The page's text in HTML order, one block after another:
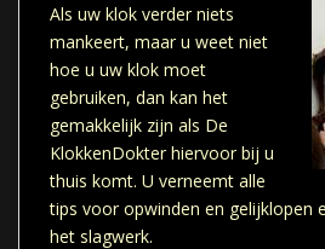
Als uw klok verder niets
mankeert, maar u weet niet
hoe u uw klok moet
gebruiken, dan kan het
gemakkelijk zijn als De
KlokkenDokter hiervoor bij u
thuis komt. U verneemt alle
tips voor opwinden en gelijklopen
het slagwerk.